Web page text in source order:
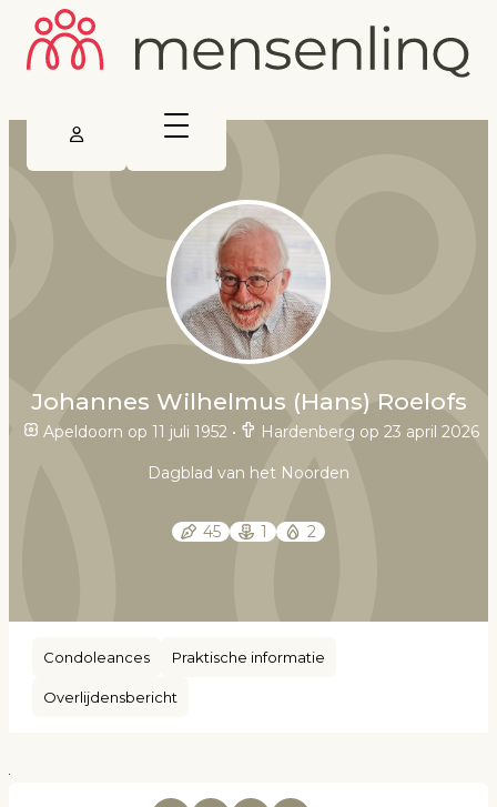
Johannes Wilhelmus (Hans) Roelofs
Apeldoorn op 11 juli 1952• Hardenberg op 23 april 2026
Dagblad van het Noorden
45 1 2
Condoleances Praktische informatie
Overlijdensbericht